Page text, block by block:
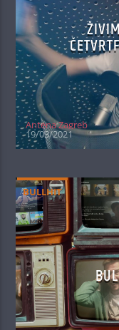
Antena Zagreb
19/03/2021
BULLHIT